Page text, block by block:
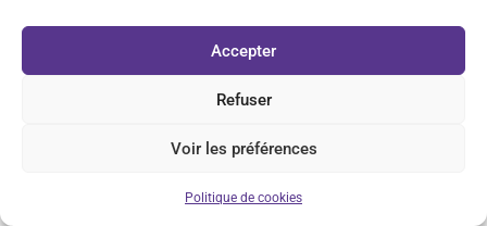
Accepter
Refuser
Voir les préférences
Politique de cookies
17- PROPRIÉTÉ INTELLECTUELLE
L’ensemble des documents techniques et commerciaux
Droits de propriété intellectuelle pour le monde entier